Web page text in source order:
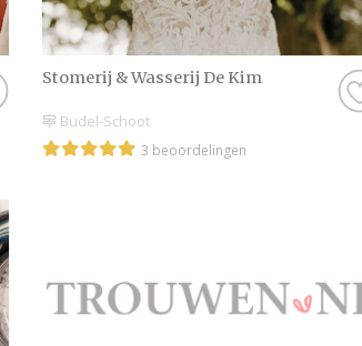
Bij Bruiloft.nl
Of je nu op
beste Stomerij
blader door
deze tijd en
Wij wensen
dag. Maak er
Stomerij & Wasserij De Kim
Budel-Schoot
3 beoordelingen